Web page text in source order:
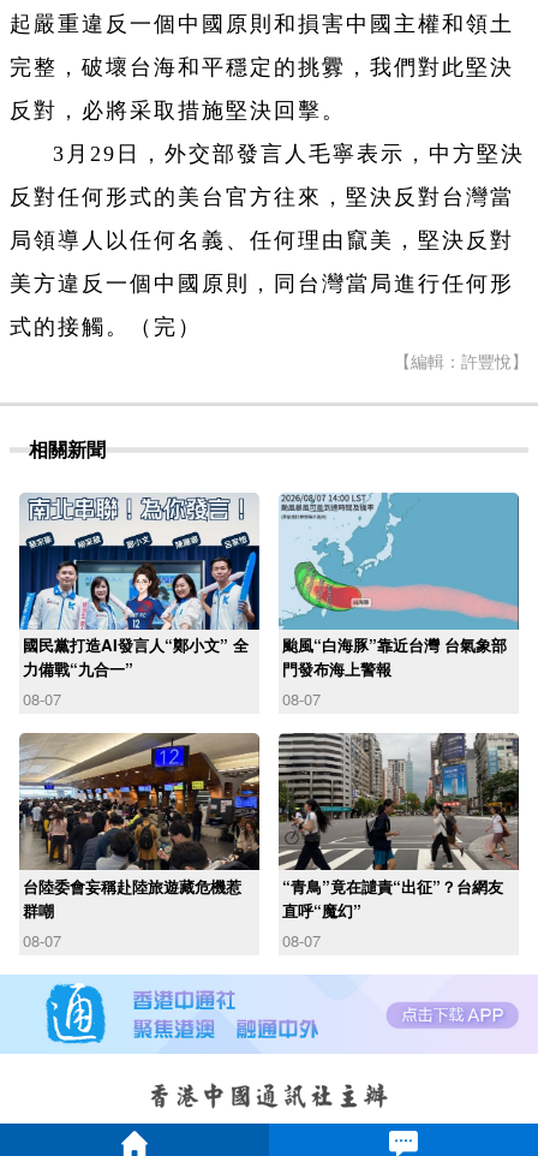
起嚴重違反一個中國原則和損害中國主權和領土
完整，破壞台海和平穩定的挑釁，我們對此堅決
反對，必將采取措施堅決回擊。
3月29日，外交部發言人毛寧表示，中方堅決
反對任何形式的美台官方往來，堅決反對台灣當
局領導人以任何名義、任何理由竄美，堅決反對
美方違反一個中國原則，同台灣當局進行任何形
式的接觸。（完）
【編輯：許豐悅】
相關新聞
國民黨打造AI發言人“鄭小文” 全
力備戰“九合一”
08-07
颱風“白海豚”靠近台灣 台氣象部
門發布海上警報
08-07
台陸委會妄稱赴陸旅遊藏危機惹
群嘲
08-07
“青鳥”竟在譴責“出征”？台網友
直呼“魔幻”
08-07